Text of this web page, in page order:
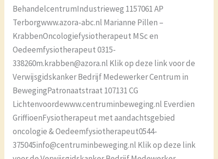
BehandelcentrumIndustrieweg 1157061 AP
Terborgwww.azora-abc.nl Marianne Pillen –
KrabbenOncologiefysiotherapeut MSc en
Oedeemfysiotherapeut 0315-
338260m.krabben@azora.nl Klik op deze link voor de
Verwijsgidskanker Bedrijf Medewerker Centrum in
BewegingPatronaatstraat 107131 CG
Lichtenvoordewww.centruminbeweging.nl Everdien
GriffioenFysiotherapeut met aandachtsgebied
oncologie & Oedeemfysiotherapeut0544-
375045info@centruminbeweging.nl Klik op deze link